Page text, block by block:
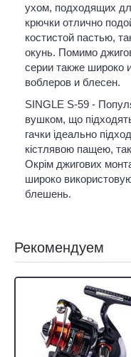
ухом, подходящих
крючки отлично
костистой пастью,
окунь. Помимо
серии также широко
воблеров и блесен.
SINGLE S-59 -
вушком, що
гачки ідеально
кістлявою пащею,
Окрім джигових
широко
блешень.
Рекомендуем